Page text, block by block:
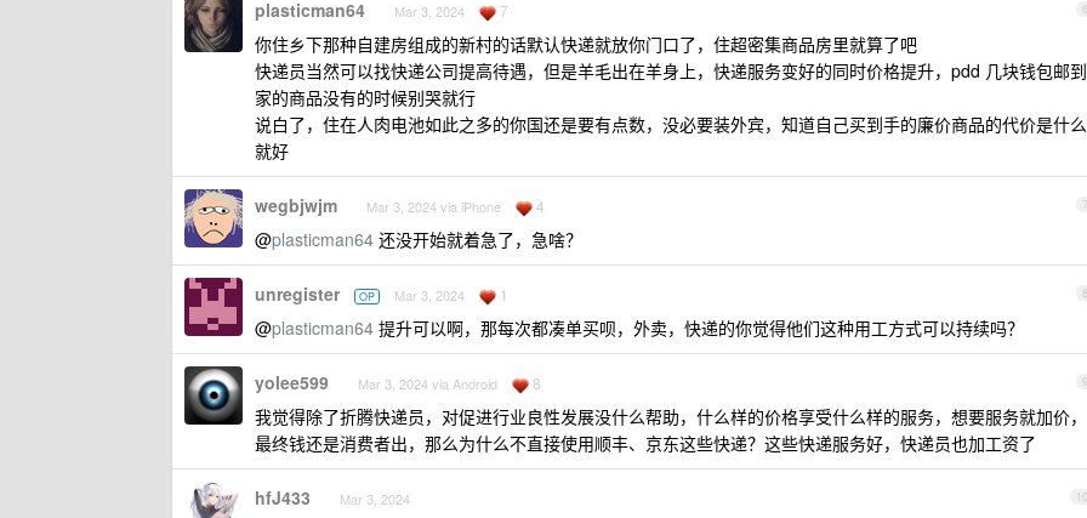
6
plasticman64 Mar 3, 2024 7
你住乡下那种自建房组成的新村的话默认快递就放你门口了，住超密集商品房里就算了吧
快递员当然可以找快递公司提高待遇，但是羊毛出在羊身上，快递服务变好的同时价格提升，pdd 几块钱包邮到
家的商品没有的时候别哭就行
说白了，住在人肉电池如此之多的你国还是要有点数，没必要装外宾，知道自己买到手的廉价商品的代价是什么
就好
7
wegbjwjm Mar 3, 2024 via iPhone 4
@plasticman64 还没开始就着急了，急啥？
8
unregister OP Mar 3, 2024 1
@plasticman64 提升可以啊，那每次都凑单买呗，外卖，快递的你觉得他们这种用工方式可以持续吗？
9
yolee599 Mar 3, 2024 via Android 8
我觉得除了折腾快递员，对促进行业良性发展没什么帮助，什么样的价格享受什么样的服务，想要服务就加价，
最终钱还是消费者出，那么为什么不直接使用顺丰、京东这些快递？这些快递服务好，快递员也加工资了
10
hfJ433 Mar 3, 2024